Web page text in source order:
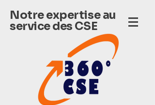
Notre expertise au
service des CSE